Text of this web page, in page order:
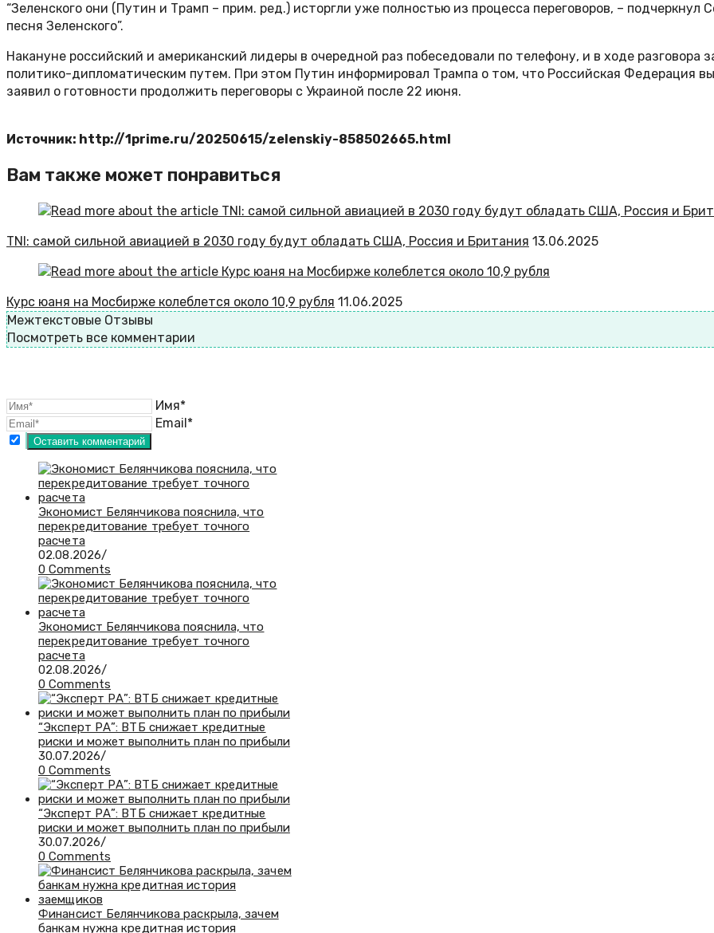
“Зеленского они (Путин и Трамп – прим. ред.) исторгли уже полностью из процесса переговоров, –
песня Зеленского”.
Накануне российский и американский лидеры в очередной раз побеседовали по телефону, и в ходе
политико-дипломатическим путем. При этом Путин информировал Трампа о том, что Российская Федерация
заявил о готовности продолжить переговоры с Украиной после 22 июня.
Источник: http://1prime.ru/20250615/zelenskiy-858502665.html
Вам также может понравиться
TNI: самой сильной авиацией в 2030 году будут обладать США, Россия и Британия 13.06.2025
Курс юаня на Мосбирже колеблется около 10,9 рубля 11.06.2025
Межтекстовые Отзывы
Посмотреть все комментарии
Имя*
Email*
Экономист Белянчикова пояснила, что
перекредитование требует точного
расчета
02.08.2026/
0 Comments
Экономист Белянчикова пояснила, что
перекредитование требует точного
расчета
02.08.2026/
0 Comments
“Эксперт РА”: ВТБ снижает кредитные
риски и может выполнить план по прибыли
30.07.2026/
0 Comments
“Эксперт РА”: ВТБ снижает кредитные
риски и может выполнить план по прибыли
30.07.2026/
0 Comments
Финансист Белянчикова раскрыла, зачем
банкам нужна кредитная история